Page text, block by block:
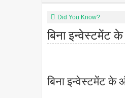
Did You Know?
बिना इन्वेस्टमेंट
बिना इन्वेस्टमेंट के